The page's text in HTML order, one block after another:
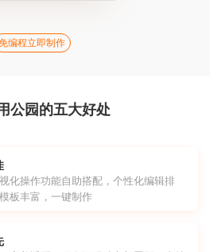
编程立即制作
公园的五大好处
化操作功能自助搭配，个性化编辑排
板丰富，一键制作